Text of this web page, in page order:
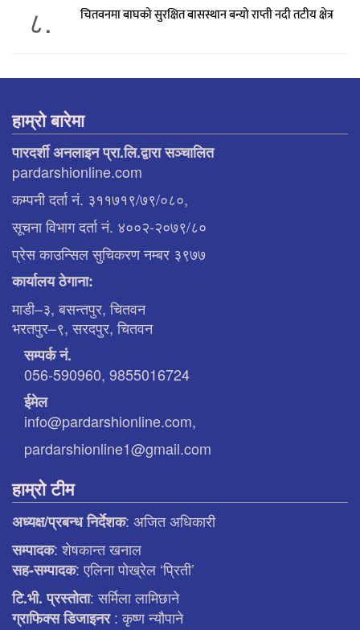
८. चितवनमा बाघको सुरक्षित बासस्थान बन्यो राप्ती नदी तटीय क्षेत्र
हाम्रो बारेमा
पारदर्शी अनलाइन प्रा.लि.द्वारा सञ्चालित
pardarshionline.com
कम्पनी दर्ता नं. ३११७१९/७९/०८०,
सूचना विभाग दर्ता नं. ४००२-२०७९/८०
प्रेस काउन्सिल सुचिकरण नम्बर ३९७७
कार्यालय ठेगाना:
माडी–३, बसन्तपुर, चितवन
भरतपुर–९, सरदपुर, चितवन
सम्पर्क नं.
056-590960, 9855016724
ईमेल
info@pardarshionline.com,
pardarshionline1@gmail.com
हाम्रो टीम
अध्यक्ष/प्रबन्ध निर्देशक: अजित अधिकारी
सम्पादक: शेषकान्त खनाल
सह-सम्पादक: एलिना पाेख्रेल ‘प्रिती’
टि.भी. प्रस्ताेता: सर्मिला लामिछाने
ग्राफिक्स डिजाइनर: कृष्ण न्याैपाने